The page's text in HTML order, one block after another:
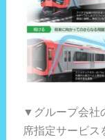
▼グループ会社
席指定サービス